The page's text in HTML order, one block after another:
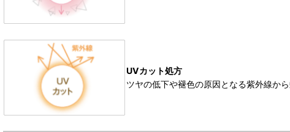
UVカット処方
ツヤの低下や褪色の原因となる紫外線か